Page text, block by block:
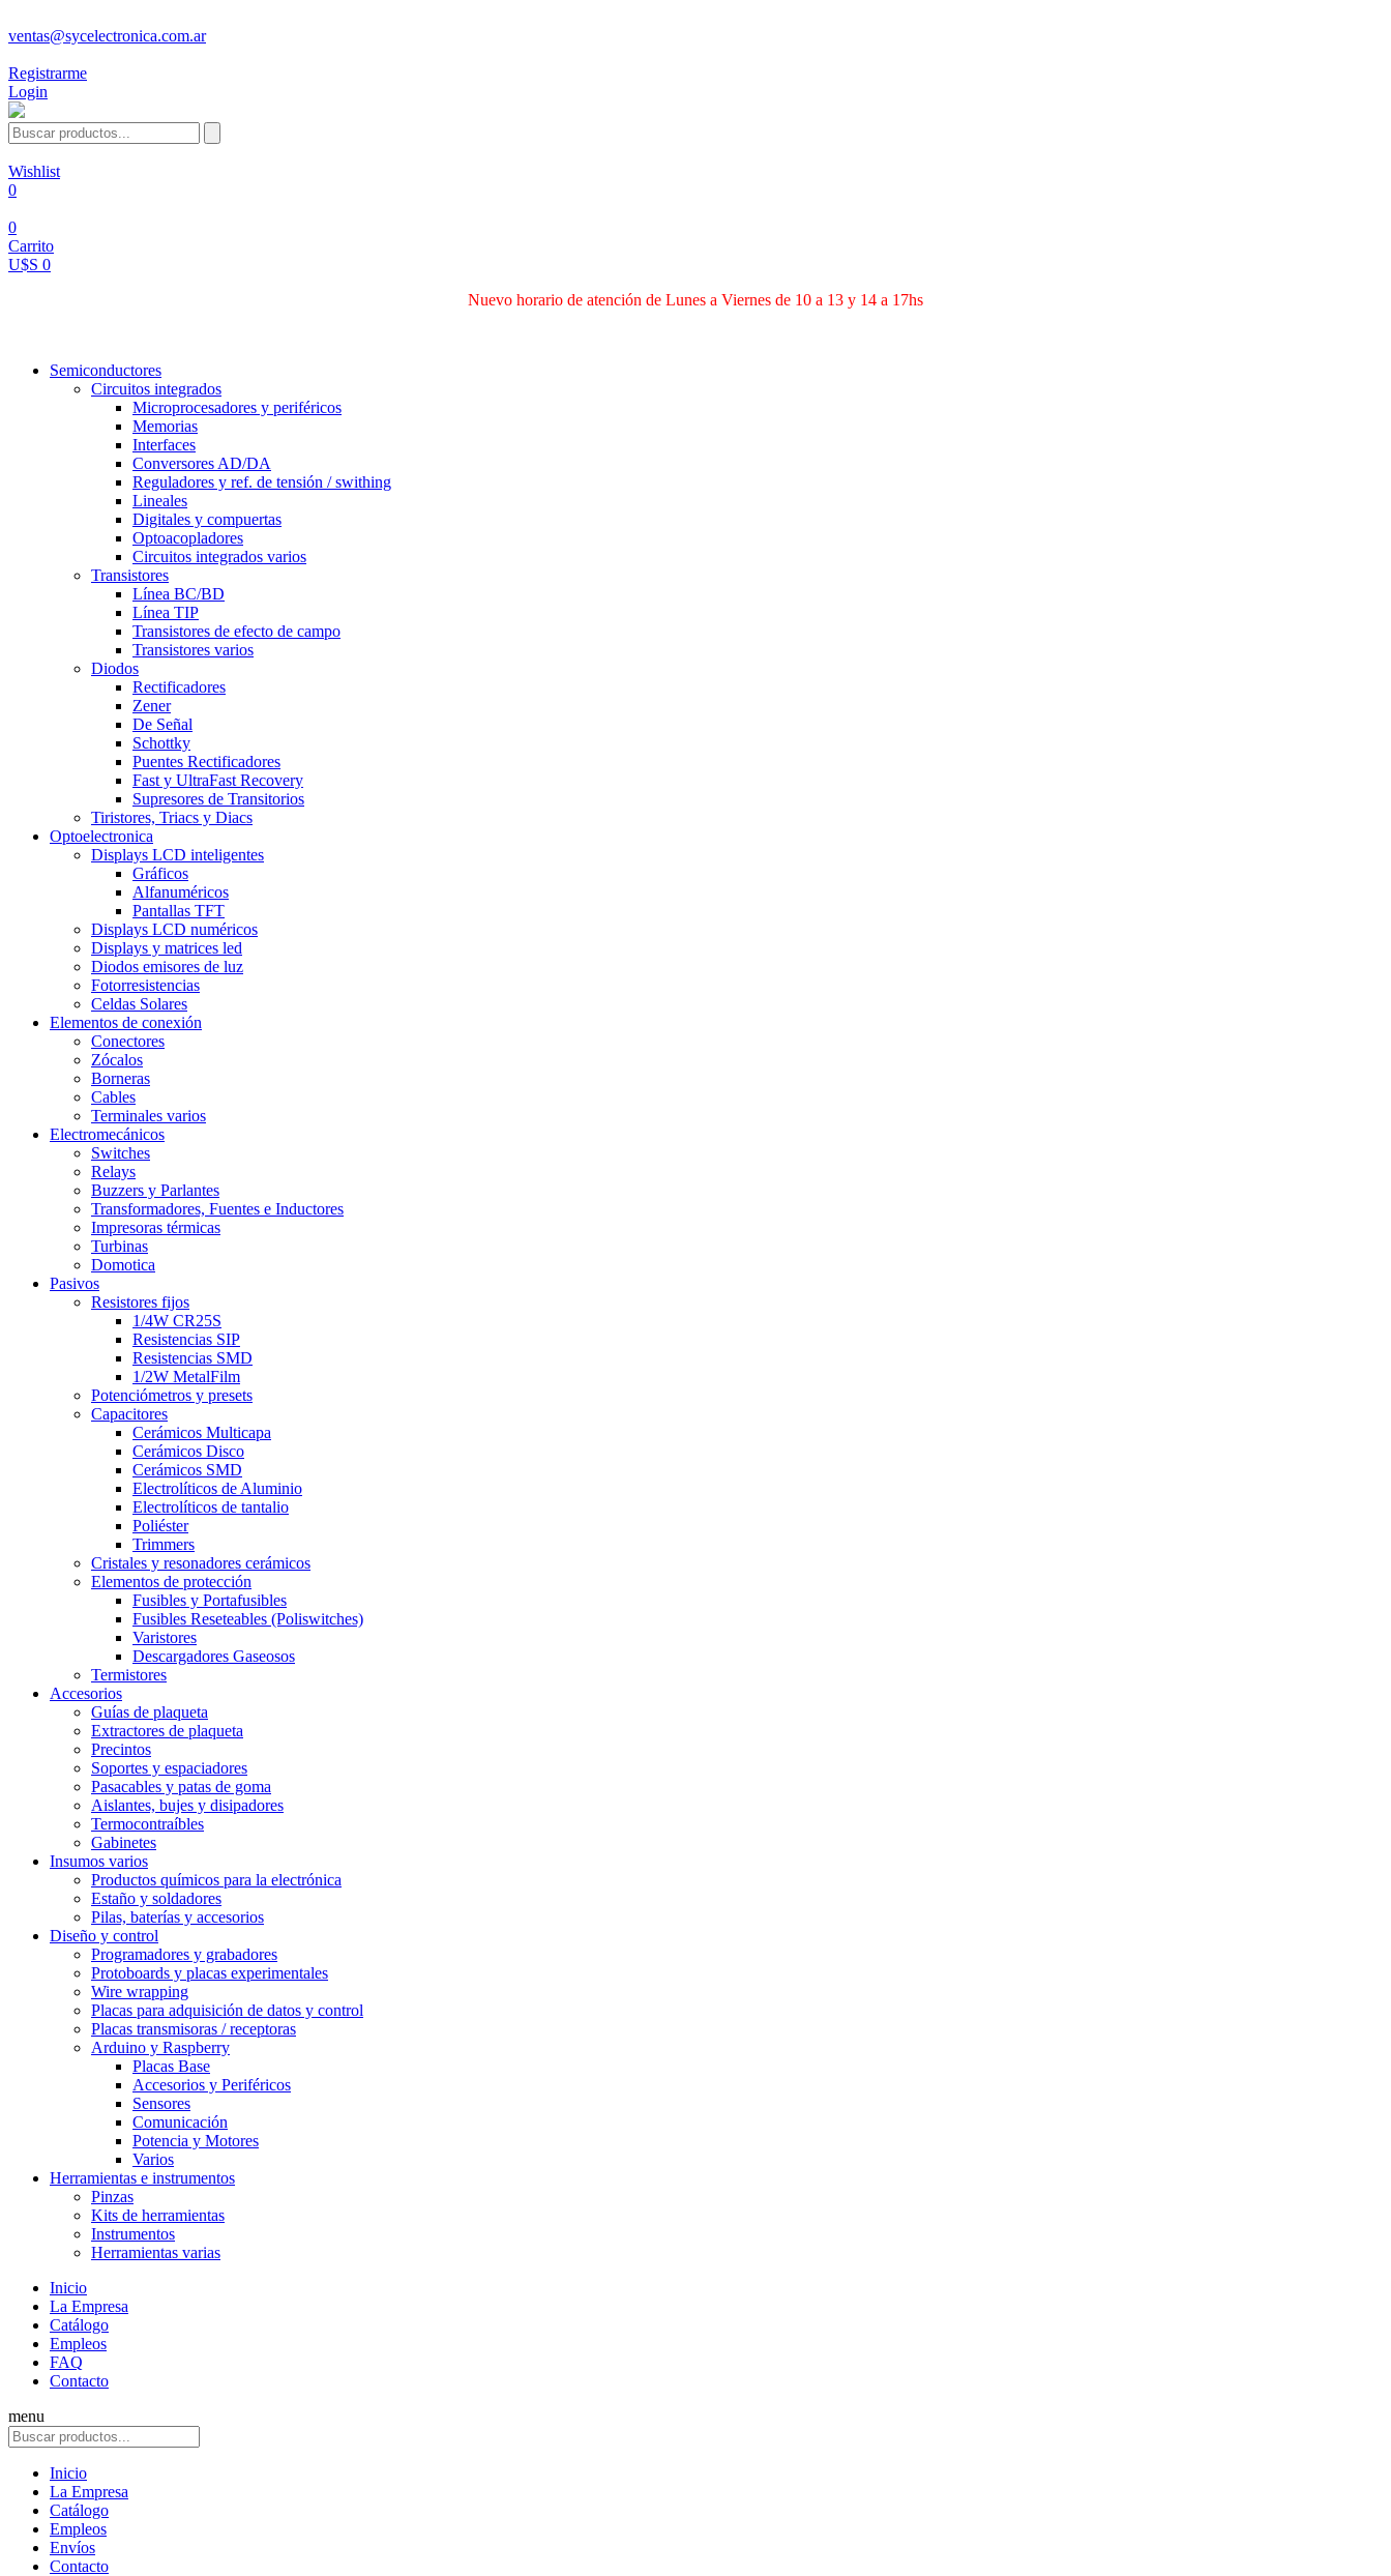
ventas@sycelectronica.com.ar
Registrarme
Login
Wishlist
0
0
Carrito
U$S 0
Nuevo horario de atención de Lunes a Viernes de 10 a 13 y 14 a 17hs
Semiconductores
Circuitos integrados
Microprocesadores y periféricos
Memorias
Interfaces
Conversores AD/DA
Reguladores y ref. de tensión / swithing
Lineales
Digitales y compuertas
Optoacopladores
Circuitos integrados varios
Transistores
Línea BC/BD
Línea TIP
Transistores de efecto de campo
Transistores varios
Diodos
Rectificadores
Zener
De Señal
Schottky
Puentes Rectificadores
Fast y UltraFast Recovery
Supresores de Transitorios
Tiristores, Triacs y Diacs
Optoelectronica
Displays LCD inteligentes
Gráficos
Alfanuméricos
Pantallas TFT
Displays LCD numéricos
Displays y matrices led
Diodos emisores de luz
Fotorresistencias
Celdas Solares
Elementos de conexión
Conectores
Zócalos
Borneras
Cables
Terminales varios
Electromecánicos
Switches
Relays
Buzzers y Parlantes
Transformadores, Fuentes e Inductores
Impresoras térmicas
Turbinas
Domotica
Pasivos
Resistores fijos
1/4W CR25S
Resistencias SIP
Resistencias SMD
1/2W MetalFilm
Potenciómetros y presets
Capacitores
Cerámicos Multicapa
Cerámicos Disco
Cerámicos SMD
Electrolíticos de Aluminio
Electrolíticos de tantalio
Poliéster
Trimmers
Cristales y resonadores cerámicos
Elementos de protección
Fusibles y Portafusibles
Fusibles Reseteables (Poliswitches)
Varistores
Descargadores Gaseosos
Termistores
Accesorios
Guías de plaqueta
Extractores de plaqueta
Precintos
Soportes y espaciadores
Pasacables y patas de goma
Aislantes, bujes y disipadores
Termocontraíbles
Gabinetes
Insumos varios
Productos químicos para la electrónica
Estaño y soldadores
Pilas, baterías y accesorios
Diseño y control
Programadores y grabadores
Protoboards y placas experimentales
Wire wrapping
Placas para adquisición de datos y control
Placas transmisoras / receptoras
Arduino y Raspberry
Placas Base
Accesorios y Periféricos
Sensores
Comunicación
Potencia y Motores
Varios
Herramientas e instrumentos
Pinzas
Kits de herramientas
Instrumentos
Herramientas varias
Inicio
La Empresa
Catálogo
Empleos
FAQ
Contacto
menu
Inicio
La Empresa
Catálogo
Empleos
Envíos
Contacto